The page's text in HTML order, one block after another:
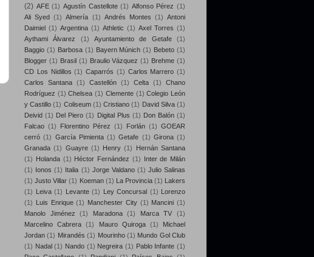
(2) AFE (1) Agustín Castellote (1) Alfonso Pérez (1)
Ali Syed (1) Almería (1) Andrés Montes (1) Antoni
Daimiel (1) Argentina (1) Athletic (1) Axel Torres (1)
Aythami Álvarez
(1) Ayuntamiento de Getafe
(1)
Baggio (1) Barbosa (1) Bayern Múnich (1) Bebeto (1)
Blogger (1) Brasil (1) Braulio Vázquez (1) Brehme (1)
CD Los Nidillos (1) Caparrós (1) Carlos Marrero (1)
Carlos Santana (1) Castellón (1) Celta (1)
Chano
Rodríguez (1) Chelsea (1) Clemente (1) Colegio León
y Castillo (1) Coliseum (1) Cristiano (1) David Silva (1)
Deivid (1) Del Piero (1) Digital Plus (1) Don Balón (1)
Falcao (1) Florentino Pérez (1) Forlán (1) GOEAR
cerró (1) García Pimienta (1) Getafe (1) Girona (1)
Granada (1) Guayre (1) Henry (1)
Hernán Santana
(1) Holanda (1) Héctor Fernández (1) Inter de Milán
(1) Ionos (1) Italia (1) Jorge Valdano (1) Julio Salinas
(1) Justo Villar (1) Koeman (1) La Provincia (1) Lakers
(1) Leiva (1) Levante (1) Ley Concursal (1) Lorenzo
(1) Luis Enrique (1) Manchester City (1) Mancini (1)
Manolo Jiménez
(1) Maradona (1) Marca TV
(1)
Marcelino Cabrera
(1) Mauro Quiroga (1)
Michael
Jordan (1) Mirandés (1) Mourinho (1) Mundo Gol Club
(1) Nadal (1) Nando (1) Negreira (1) Pablo Infante (1)